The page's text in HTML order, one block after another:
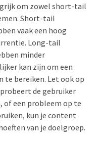
om zowel short-tail
Short-tail
vaak een hoog
Long-tail
minder
kan zijn om een
te bereiken. Let ook op
de gebruiker
of een probleem op te
kun je content
van je doelgroep.